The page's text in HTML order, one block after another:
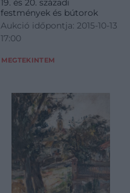
19. és 20. századi
festmények és bútorok
Aukció időpontja: 2015-10-13
17:00
MEGTEKINTEM